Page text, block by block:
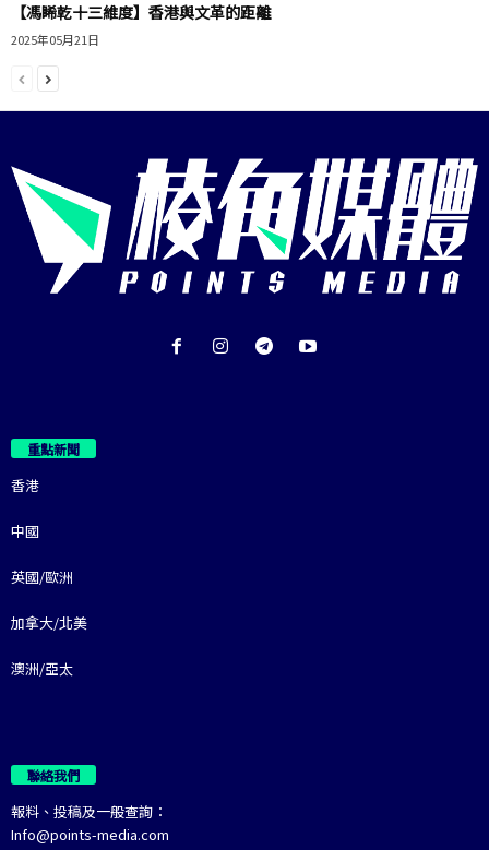
【馮睎乾十三維度】香港與文革的距離
2025年05月21日
重點新聞
香港
中國
英國/歐洲
加拿大/北美
澳洲/亞太
聯絡我們
報料、投稿及一般查詢：
Info@points-media.com